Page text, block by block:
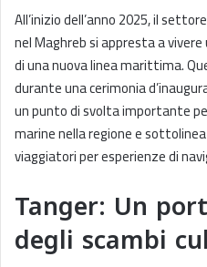
All’inizio dell’anno 2025, il
nel Maghreb si appresta a
di una nuova linea marittima.
durante una cerimonia
un punto di svolta importante
marine nella regione e
viaggiatori per esperienze di
Tanger: Un
degli scambi